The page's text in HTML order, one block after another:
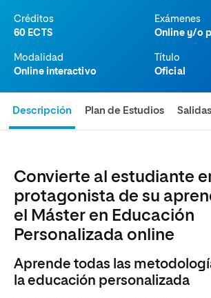
Créditos
60 ECTS
Exámenes
Online y/o
Modalidad
Online interactivo
Título
Oficial
Descripción Plan de Estudios
Convierte al estudiante
protagonista de su
el Máster en Educación
Personalizada online
Aprende todas las
la educación personalizada